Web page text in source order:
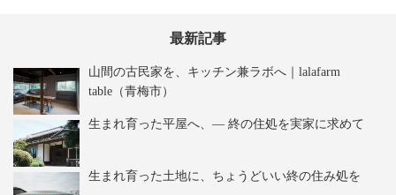
最新記事
山間の古民家を、キッチン兼ラボへ｜lalafarm
table（青梅市）
生まれ育った平屋へ、― 終の住処を実家に求めて
生まれ育った土地に、ちょうどいい終の住み処を